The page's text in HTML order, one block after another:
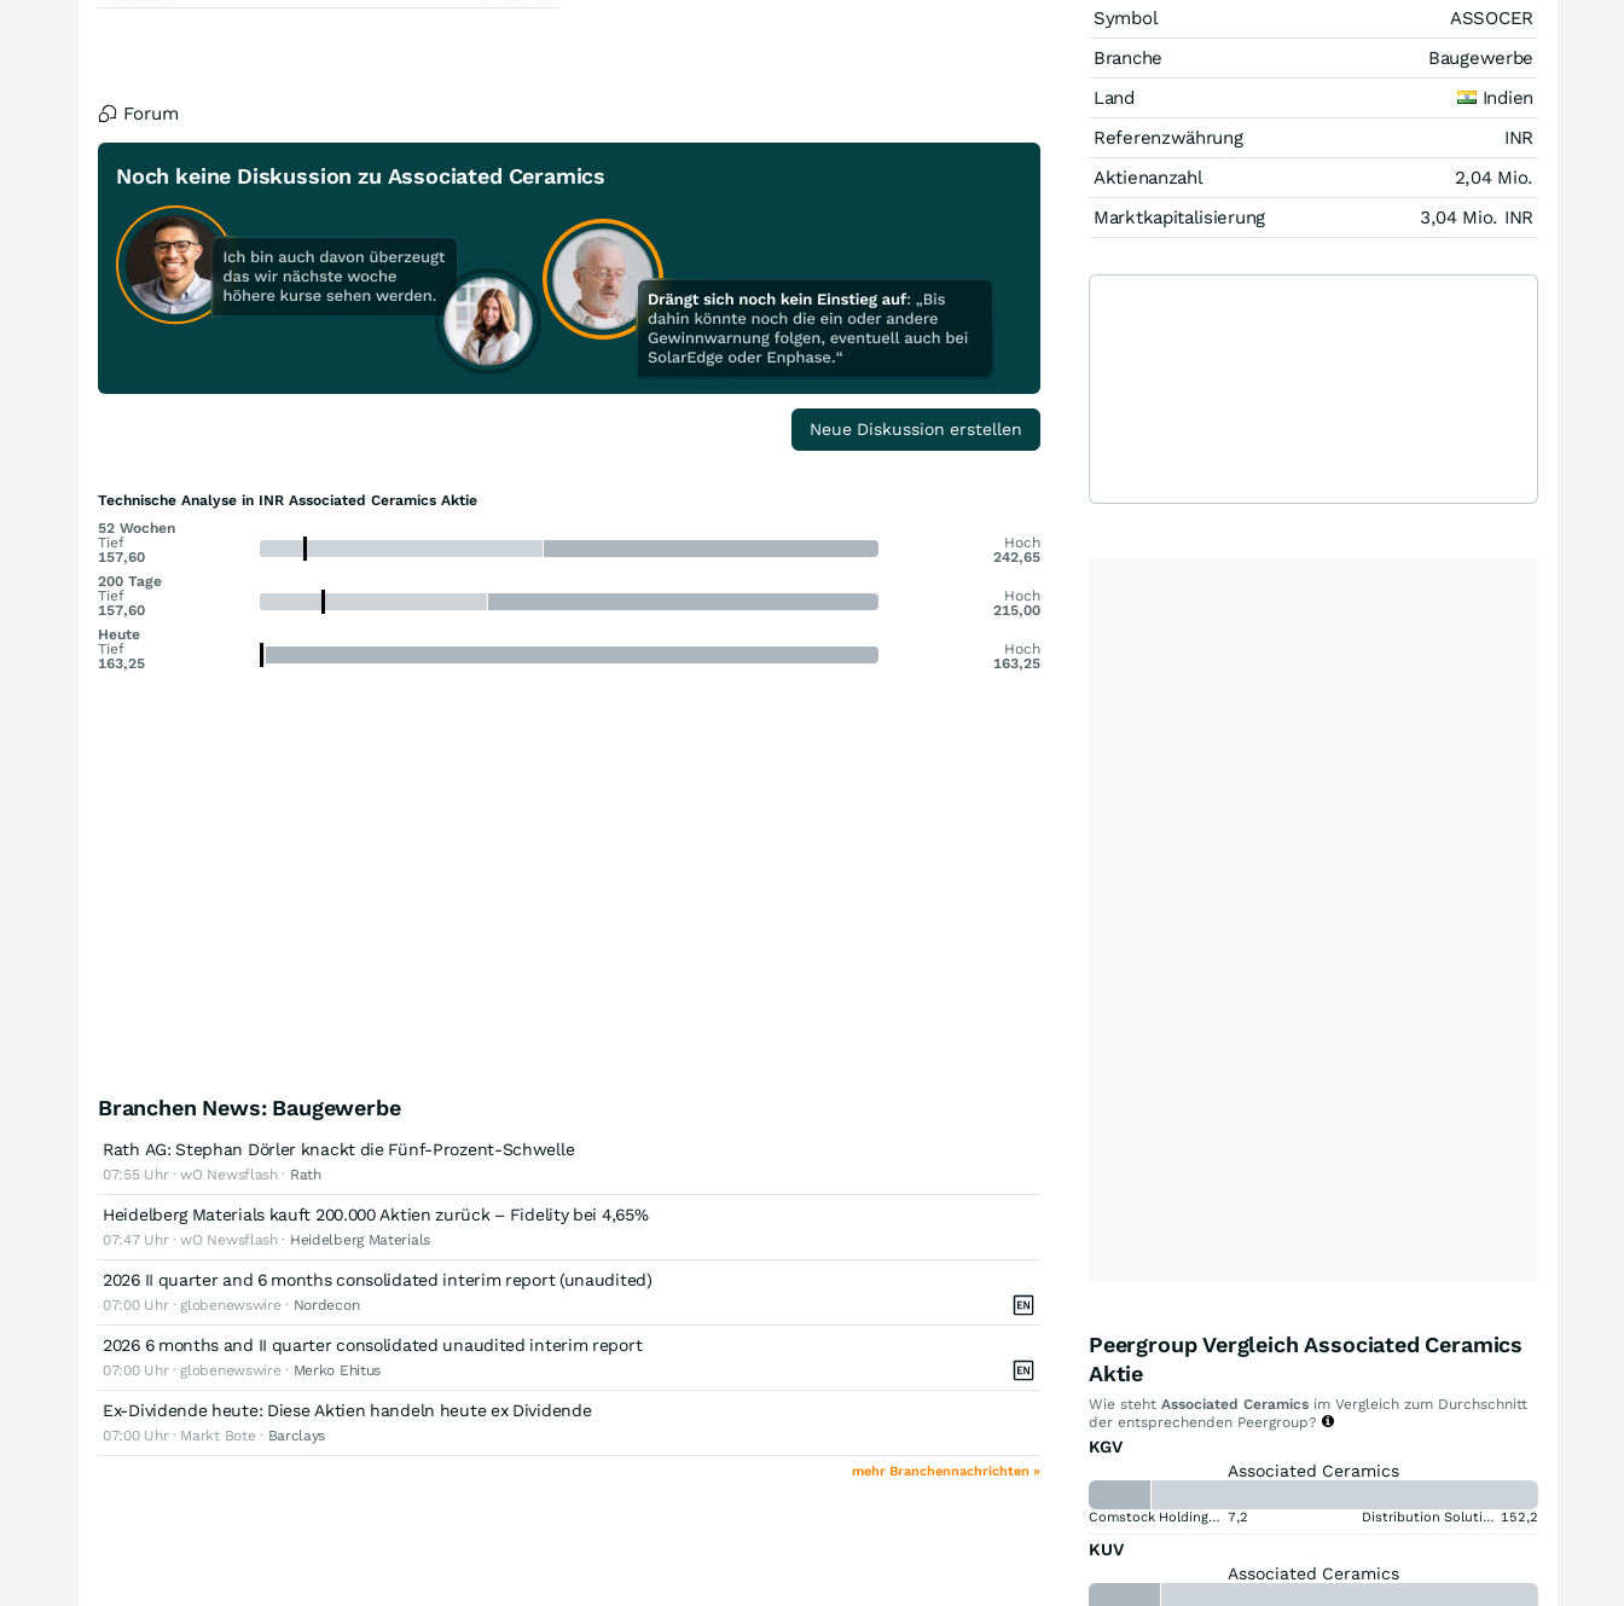
Forum
Noch keine Diskussion zu Associated Ceramics
Neue Diskussion erstellen
Technische Analyse in INR Associated Ceramics Aktie
52 Wochen
Tief
157,60
Hoch
242,65
200 Tage
Tief
157,60
Hoch
215,00
Heute
Tief
163,25
Hoch
163,25
Branchen News: Baugewerbe
Rath AG: Stephan Dörler knackt die Fünf-Prozent-Schwelle
07:55 Uhr · wO Newsflash · Rath
Heidelberg Materials kauft 200.000 Aktien zurück – Fidelity bei 4,65%
07:47 Uhr · wO Newsflash · Heidelberg Materials
2026 II quarter and 6 months consolidated interim report (unaudited)
07:00 Uhr · globenewswire · Nordecon
2026 6 months and II quarter consolidated unaudited interim report
07:00 Uhr · globenewswire · Merko Ehitus
Ex-Dividende heute: Diese Aktien handeln heute ex Dividende
07:00 Uhr · Markt Bote · Barclays
mehr Branchennachrichten »
Symbol
ASSOCER
Branche
Baugewerbe
Land
Indien
Referenzwährung
INR
Aktienanzahl
2,04 Mio.
Marktkapitalisierung
3,04 Mio. INR
Peergroup Vergleich Associated Ceramics
Aktie
Wie steht Associated Ceramics im Vergleich zum Durchschnitt
der entsprechenden Peergroup?
KGV
Associated Ceramics
Comstock Holding Companies Registered (A) 7,2 Distribution Solutions Group 152,2
KUV
Associated Ceramics